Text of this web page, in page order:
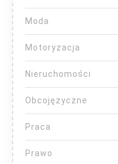
Moda
Motoryzacja
Nieruchomości
Obcojęzyczne
Praca
Prawo